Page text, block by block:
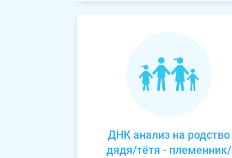
ДНК анализ на родство
дядя/тётя - племенник/